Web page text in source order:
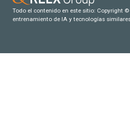
Todo el contenido en este sitio: Copyright
entrenamiento de IA y tecnologías